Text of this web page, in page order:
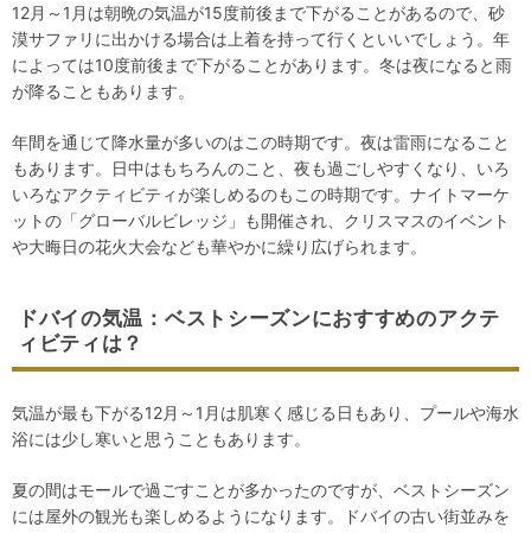
12月～1月は朝晩の気温が15度前後まで下がることがあるので、砂
漠サファリに出かける場合は上着を持って行くといいでしょう。年
によっては10度前後まで下がることがあります。冬は夜になると雨
が降ることもあります。
年間を通じて降水量が多いのはこの時期です。夜は雷雨になること
もあります。日中はもちろんのこと、夜も過ごしやすくなり、いろ
いろなアクティビティが楽しめるのもこの時期です。ナイトマーケ
ットの「グローバルビレッジ」も開催され、クリスマスのイベント
や大晦日の花火大会なども華やかに繰り広げられます。
ドバイの気温：ベストシーズンにおすすめのアクテ
ィビティは？
気温が最も下がる12月～1月は肌寒く感じる日もあり、プールや海水
浴には少し寒いと思うこともあります。
夏の間はモールで過ごすことが多かったのですが、ベストシーズン
には屋外の観光も楽しめるようになります。ドバイの古い街並みを